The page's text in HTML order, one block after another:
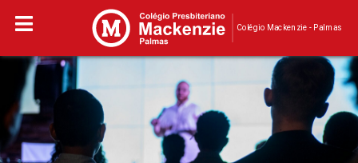
Colégio Mackenzie - Palmas